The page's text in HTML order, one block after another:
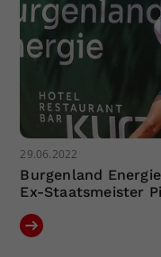
29.06.2022
Burgenland
Ex-Staatsmeister